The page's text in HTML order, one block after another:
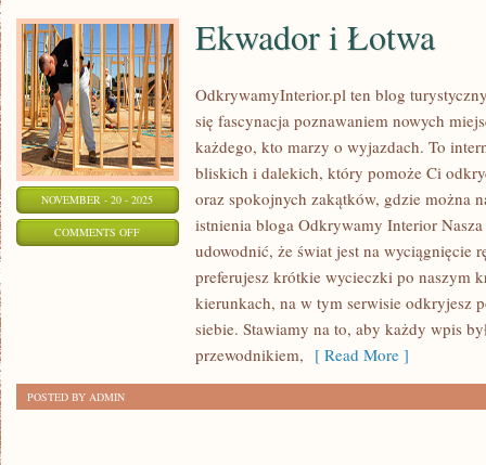
NOVEMBER - 20 - 2025
COMMENTS OFFON
Ekwador i Łotwa
OdkrywamyInterior.pl ten blog
się fascynacja poznawaniem nowych
każdego, kto marzy o wyjazdach. To
bliskich i dalekich, który pomoże Ci
oraz spokojnych zakątków, gdzie można
istnienia bloga Odkrywamy Interior
udowodnić, że świat jest na wyciągnięcie
preferujesz krótkie wycieczki po naszym
kierunkach, na w tym serwisie odkryjesz
siebie. Stawiamy na to, aby każdy wpis
przewodnikiem, [ Read More ]
POSTED BY ADMIN